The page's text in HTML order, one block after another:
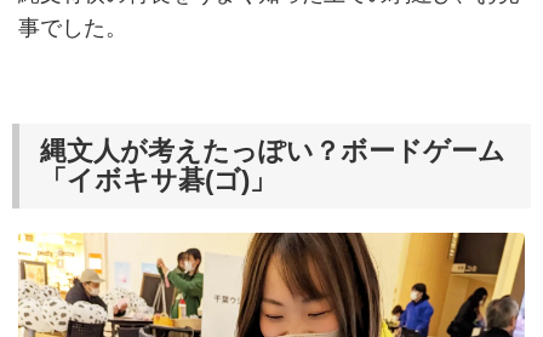
事でした。
縄文人が考えたっぽい？ボードゲーム
「イボキサ碁(ゴ)」